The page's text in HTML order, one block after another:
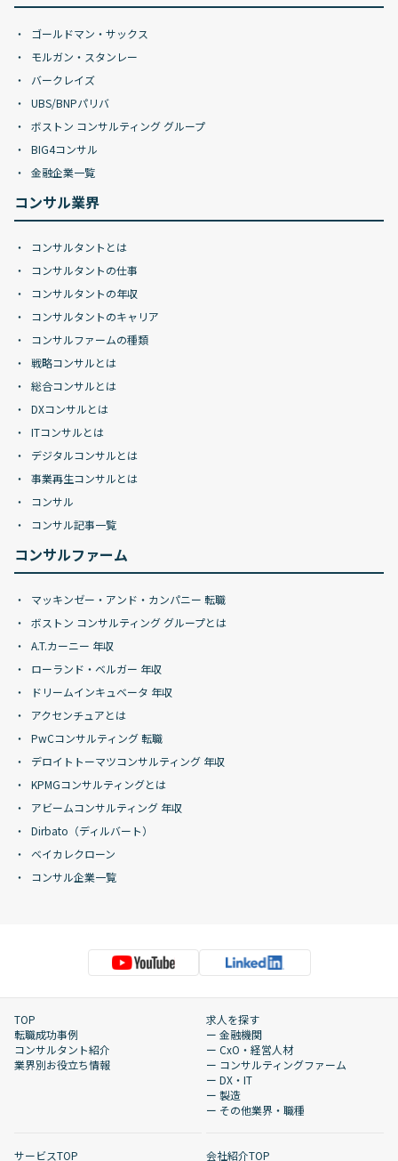
ゴールドマン・サックス
モルガン・スタンレー
バークレイズ
UBS/BNPパリバ
ボストン コンサルティング グループ
BIG4コンサル
金融企業一覧
コンサル業界
コンサルタントとは
コンサルタントの仕事
コンサルタントの年収
コンサルタントのキャリア
コンサルファームの種類
戦略コンサルとは
総合コンサルとは
DXコンサルとは
ITコンサルとは
デジタルコンサルとは
事業再生コンサルとは
コンサル
コンサル記事一覧
コンサルファーム
マッキンゼー・アンド・カンパニー 転職
ボストン コンサルティング グループとは
A.T.カーニー 年収
ローランド・ベルガー 年収
ドリームインキュベータ 年収
アクセンチュアとは
PwCコンサルティング 転職
デロイトトーマツコンサルティング 年収
KPMGコンサルティングとは
アビームコンサルティング 年収
Dirbato（ディルバート）
ベイカレクローン
コンサル企業一覧
TOP
転職成功事例
コンサルタント紹介
業界別お役立ち情報
求人を探す
ー 金融機関
ー CxO・経営人材
ー コンサルティングファーム
ー DX・IT
ー 製造
ー その他業界・職種
サービスTOP 会社紹介TOP